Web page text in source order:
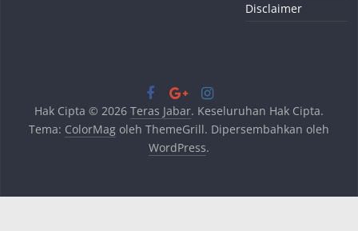
Disclaimer
Hak Cipta © 2026 Teras Jabar. Keseluruhan Hak Cipta.
Tema: ColorMagoleh ThemeGrill. Dipersembahkan oleh
WordPress.